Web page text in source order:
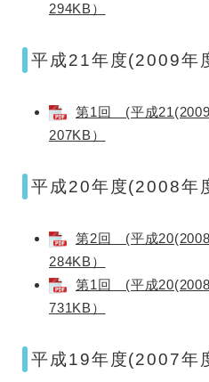
294KB）
平成21年度(2009年
第1回 (平成
207KB）
平成20年度(2008年
第2回 (平成
284KB）
第1回 (平成
731KB）
平成19年度(2007年